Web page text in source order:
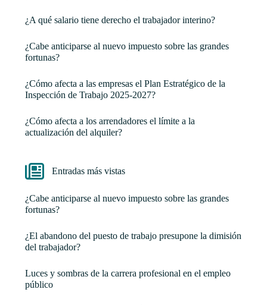
¿A qué salario tiene derecho el trabajador interino?
¿Cabe anticiparse al nuevo impuesto sobre las grandes
fortunas?
¿Cómo afecta a las empresas el Plan Estratégico de la
Inspección de Trabajo 2025-2027?
¿Cómo afecta a los arrendadores el límite a la
actualización del alquiler?
Entradas más vistas
¿Cabe anticiparse al nuevo impuesto sobre las grandes
fortunas?
¿El abandono del puesto de trabajo presupone la dimisión
del trabajador?
Luces y sombras de la carrera profesional en el empleo
público